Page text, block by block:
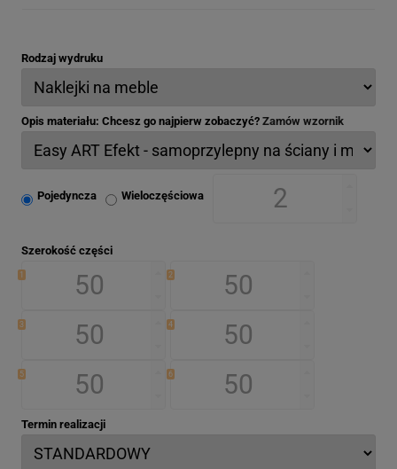
Rodzaj wydruku
Opis materiału: Chcesz go najpierw zobaczyć? Zamów wzornik
Pojedyncza Wieloczęściowa
Szerokość części
1 2
3 4
5 6
Termin realizacji